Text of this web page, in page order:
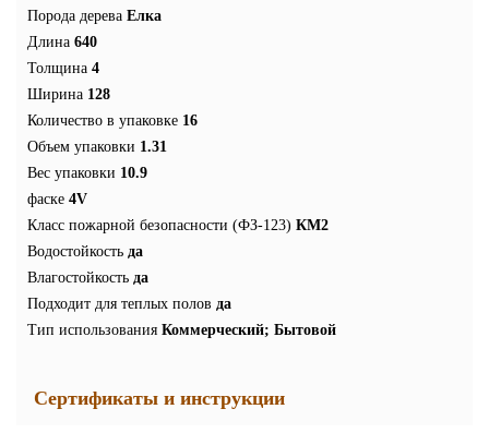
Порода дерева Елка
Длина 640
Толщина 4
Ширина 128
Количество в упаковке 16
Объем упаковки 1.31
Вес упаковки 10.9
фаске 4V
Класс пожарной безопасности (ФЗ-123) КМ2
Водостойкость да
Влагостойкость да
Подходит для теплых полов да
Тип использования Коммерческий; Бытовой
Сертификаты и инструкции